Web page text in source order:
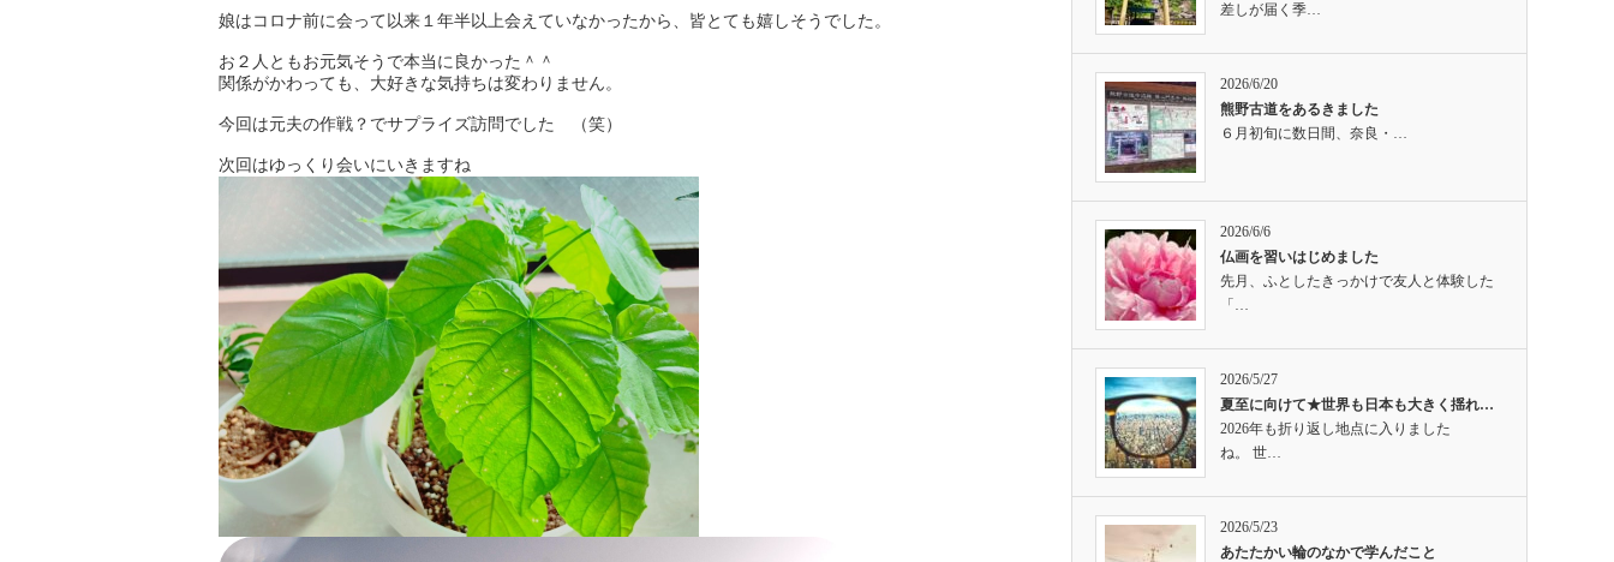
娘はコロナ前に会って以来１年半以上会えていなかったから、皆とても嬉しそうでした。
お２人ともお元気そうで本当に良かった＾＾
関係がかわっても、大好きな気持ちは変わりません。
今回は元夫の作戦？でサプライズ訪問でした （笑）
次回はゆっくり会いにいきますね
差しが届く季…
2026/6/20
熊野古道をあるきました
６月初旬に数日間、奈良・…
2026/6/6
仏画を習いはじめました
先月、ふとしたきっかけで友人と体験した
「…
2026/5/27
夏至に向けて★世界も日本も大きく揺れ…
2026年も折り返し地点に入りました
ね。 世…
2026/5/23
あたたかい輪のなかで学んだこと